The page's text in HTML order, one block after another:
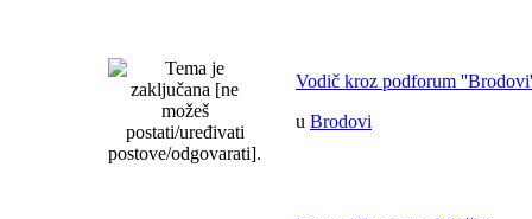
Vodič kroz podforum
u Brodovi